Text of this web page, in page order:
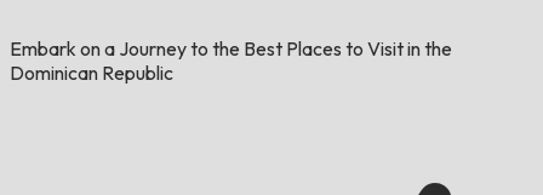
Embark on a Journey to the Best Places to Visit in the
Dominican Republic